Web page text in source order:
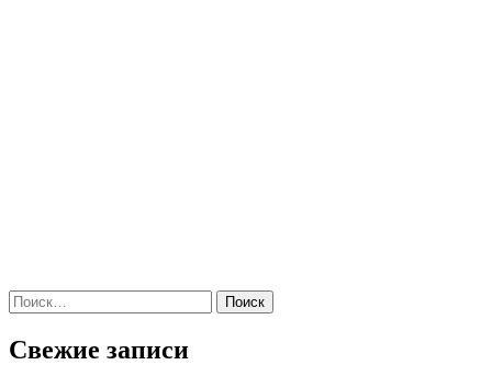
Найти:
Свежие записи